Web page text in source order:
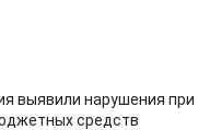
выявили нарушения при
средств